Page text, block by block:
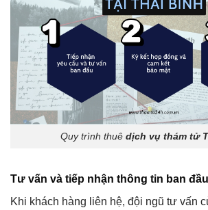
Quy trình thuê dịch vụ thám tử
Tư vấn và tiếp nhận thông tin ban đầu
Khi khách hàng liên hệ, đội ngũ tư vấn